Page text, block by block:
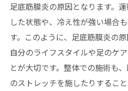
足底筋膜炎の原因となります。
した状態や、冷え性が強い場合
す。このように、足底筋膜炎の原
自分のライフスタイルや足のケ
とが大切です。整体での施術も
のストレッチを施したりするこ